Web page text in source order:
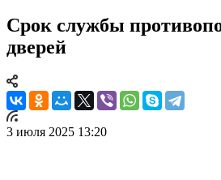
Срок службы
дверей
3 июля 2025 13:20